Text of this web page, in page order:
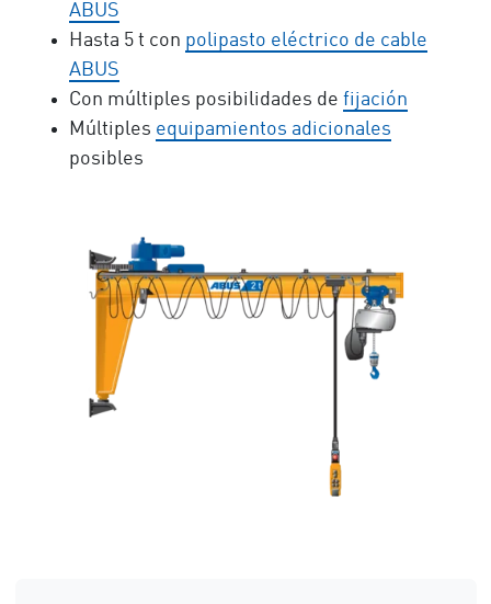
ABUS
Hasta 5 t con polipasto eléctrico de cable
ABUS
Con múltiples posibilidades de fijación
Múltiples equipamientos adicionales
posibles